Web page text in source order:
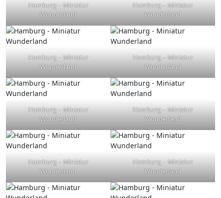
Hamburg – Miniatur
Wunderland
Hamburg – Miniatur
Wunderland
Hamburg – Miniatur
Wunderland
Hamburg – Miniatur
Wunderland
Hamburg – Miniatur
Wunderland
Hamburg – Miniatur
Wunderland
Hamburg – Miniatur
Wunderland
Hamburg – Miniatur
Wunderland